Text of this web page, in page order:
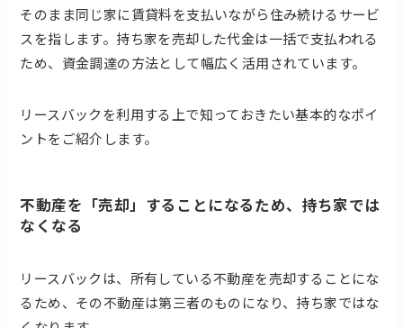
そのまま同じ家に賃貸料を支払いながら住み続けるサービ
スを指します。持ち家を売却した代金は一括で支払われる
ため、資金調達の方法として幅広く活用されています。
リースバックを利用する上で知っておきたい基本的なポイ
ントをご紹介します。
不動産を「売却」することになるため、持ち家では
なくなる
リースバックは、所有している不動産を売却することにな
るため、その不動産は第三者のものになり、持ち家ではな